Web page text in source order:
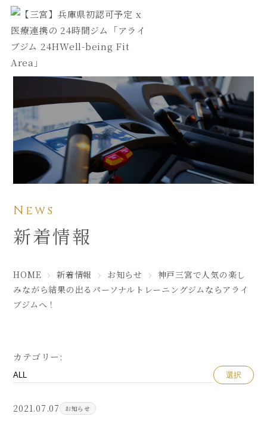
News
新着情報
HOME 新着情報 お知らせ
神戸三宮で人気の楽し
みながら結果の出るパーソナルトレーニングジムならアライ
ブジムへ！
カテゴリー:
選択
2021.07.07 お知らせ